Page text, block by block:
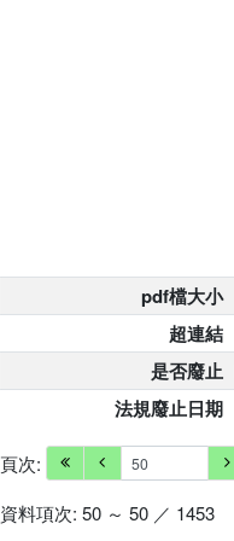
pdf檔大小
超連結
是否廢止
法規廢止日期
頁次:
資料項次: 50 ～ 50 ／ 1453